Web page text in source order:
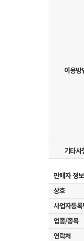
이용방
기타사
판매자 정보
상호
사업자등
업종/종목
연락처